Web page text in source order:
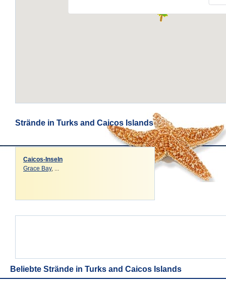
Strände in Turks and Caicos Islands
Caicos-Inseln
Grace Bay, ...
Beliebte Strände in Turks and Caicos Islands